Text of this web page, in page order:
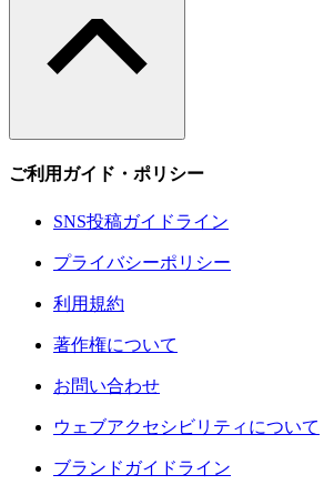
ご利用ガイド・ポリシー
SNS投稿ガイドライン
プライバシーポリシー
利用規約
著作権について
お問い合わせ
ウェブアクセシビリティについて
ブランドガイドライン